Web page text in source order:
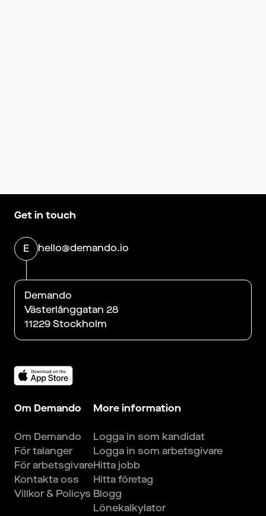
Get in touch
E hello@demando.io
Demando
Västerlånggatan 28
11229 Stockholm
Om Demando
Om Demando
För talanger
För arbetsgivare
Kontakta oss
Villkor & Policys
More information
Logga in som kandidat
Logga in som arbetsgivare
Hitta jobb
Hitta företag
Blogg
Lönekalkylator